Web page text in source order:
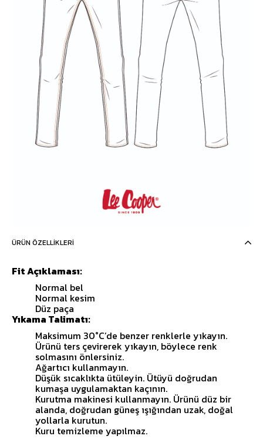
ÜRÜN ÖZELLIKLERI
Fit Açıklaması:
Normal bel
Normal kesim
Düz paça
Yıkama Talimatı:
Maksimum 30°C’de benzer renklerle yıkayın.
Ürünü ters çevirerek yıkayın, böylece renk
solmasını önlersiniz.
Ağartıcı kullanmayın.
Düşük sıcaklıkta ütüleyin. Ütüyü doğrudan
kumaşa uygulamaktan kaçının.
Kurutma makinesi kullanmayın. Ürünü düz bir
alanda, doğrudan güneş ışığından uzak, doğal
yollarla kurutun.
Kuru temizleme yapılmaz.